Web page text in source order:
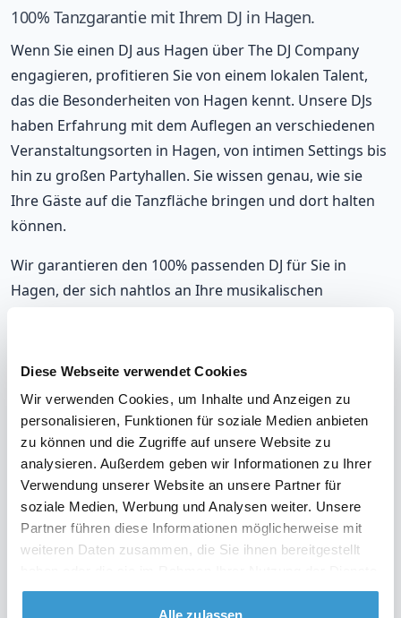
Diese Webseite verwendet Cookies
Wir verwenden Cookies, um Inhalte und Anzeigen zu
personalisieren, Funktionen für soziale Medien anbieten
zu können und die Zugriffe auf unsere Website zu
analysieren. Außerdem geben wir Informationen zu Ihrer
Verwendung unserer Website an unsere Partner für
soziale Medien, Werbung und Analysen weiter. Unsere
Partner führen diese Informationen möglicherweise mit
weiteren Daten zusammen, die Sie ihnen bereitgestellt
gesammelt haben.
Alle zulassen
100% Tanzgarantie mit Ihrem DJ in Hagen.
Wenn Sie einen DJ aus Hagen über The DJ Company
engagieren, profitieren Sie von einem lokalen Talent,
das die Besonderheiten von Hagen kennt. Unsere DJs
haben Erfahrung mit dem Auflegen an verschiedenen
Veranstaltungsorten in Hagen, von intimen Settings bis
hin zu großen Partyhallen. Sie wissen genau, wie sie
Ihre Gäste auf die Tanzfläche bringen und dort halten
können.
Wir garantieren den 100% passenden DJ für Sie in
Hagen, der sich nahtlos an Ihre musikalischen
immer richtig liegen.
Unsere DJs gehören zu den meistgebuchten in Hagen,
mit einer durchschnittlichen Bewertung von 9,2. Und im
unwahrscheinlichen Fall, dass Sie mit Ihrem DJ nicht
zufrieden sind? Erhalten Sie Ihr Geld zurück.
an